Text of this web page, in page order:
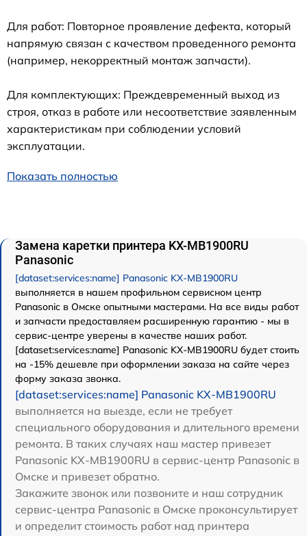
Для работ: Повторное проявление дефекта, который
напрямую связан с качеством проведенного ремонта
(например, некорректный монтаж запчасти).
Для комплектующих: Преждевременный выход из
строя, отказ в работе или несоответствие заявленным
характеристикам при соблюдении условий
эксплуатации.
Показать полностью
Замена каретки принтера KX-MB1900RU
Panasonic
[dataset:services:name] Panasonic KX-MB1900RU
выполняется в нашем профильном сервисном центр
Panasonic в Омске опытными мастерами. На все виды работ
и запчасти предоставляем расширенную гарантию - мы в
сервис-центре уверены в качестве наших работ.
[dataset:services:name] Panasonic KX-MB1900RU будет стоить
на -15% дешевле при оформлении заказа на сайте через
форму заказа звонка.
[dataset:services:name] Panasonic KX-MB1900RU
выполняется на выезде, если не требует
специального оборудования и длительного времени
ремонта. В таких случаях наш мастер привезет
Panasonic KX-MB1900RU в сервис-центр Panasonic в
Омске и привезет обратно.
Закажите звонок или позвоните и наш сотрудник
сервис-центра Panasonic в Омске проконсультирует
и определит стоимость работ над принтера